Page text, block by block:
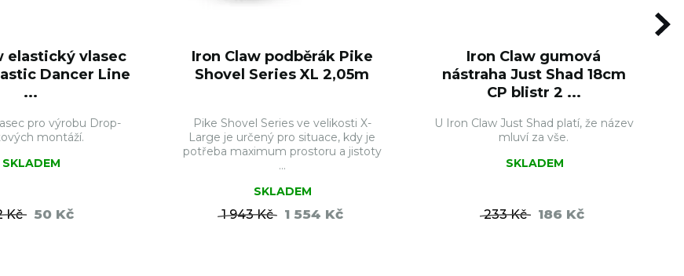
elastický vlasec
Dancer Line
...
pro výrobu Drop-
montáží.
SKLADEM
Kč 50 Kč
Iron Claw podběrák Pike
Shovel Series XL 2,05m
Pike Shovel Series ve velikosti X-
Large je určený pro situace, kdy je
potřeba maximum prostoru a jistoty
...
SKLADEM
1 943 Kč 1 554 Kč
Iron Claw gumová
nástraha Just Shad 18cm
CP blistr 2 ...
U Iron Claw Just Shad platí, že název
mluví za vše.
SKLADEM
233 Kč 186 Kč